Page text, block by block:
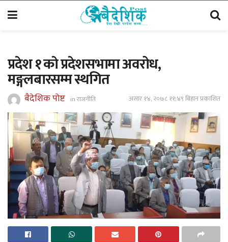
प्रदेश १ काे प्रदेशसभामा अवरोध,
मङ्गलबारसम्म स्थगित
बैदेशिक पोष्ट inराजनीति असार १४, २०७८ ११;४९ बिहान प्रकाशित